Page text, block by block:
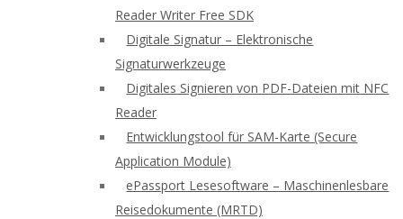
Reader Writer Free SDK
Digitale Signatur – Elektronische
Signaturwerkzeuge
Digitales Signieren von PDF-Dateien mit NFC
Reader
Entwicklungstool für SAM-Karte (Secure
Application Module)
ePassport Lesesoftware – Maschinenlesbare
Reisedokumente (MRTD)